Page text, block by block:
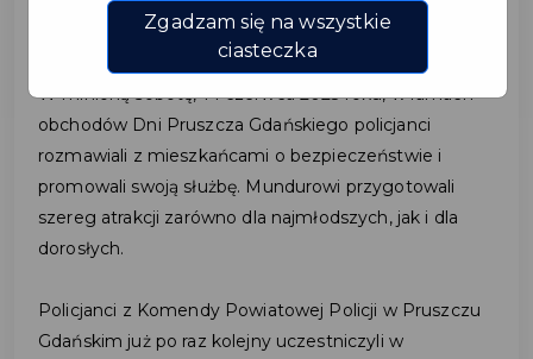
PRUSZCZA GDAŃSKIEGO
W minioną sobotę, 14 czerwca 2025 roku, w ramach
obchodów Dni Pruszcza Gdańskiego policjanci
rozmawiali z mieszkańcami o bezpieczeństwie i
promowali swoją służbę. Mundurowi przygotowali
szereg atrakcji zarówno dla najmłodszych, jak i dla
dorosłych.
Policjanci z Komendy Powiatowej Policji w Pruszczu
Gdańskim już po raz kolejny uczestniczyli w
Zgadzam się na wszystkie
ciasteczka